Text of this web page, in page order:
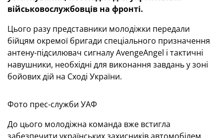
військовослужбовців на фронті.
Цього разу представники молодіжки передали
бійцям окремої бригади спеціального призначення
антену-підсилювач сигналу AvengeAngel і тактичні
навушники, необхідні для виконання завдань у зоні
бойових дій на Сході України.
Фото прес-служби УАФ
До цього молодіжна команда вже встигла